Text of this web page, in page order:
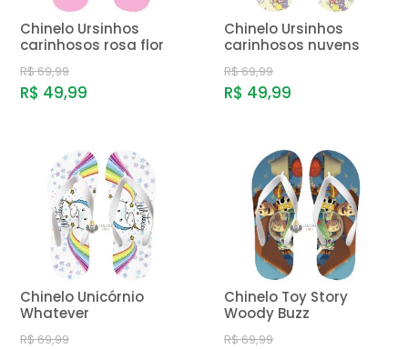
Chinelo Ursinhos
carinhosos rosa flor
R$ 69,99
R$ 49,99
Chinelo Ursinhos
carinhosos nuvens
R$ 69,99
R$ 49,99
Chinelo Unicórnio
Whatever
R$ 69,99
Chinelo Toy Story
Woody Buzz
R$ 69,99